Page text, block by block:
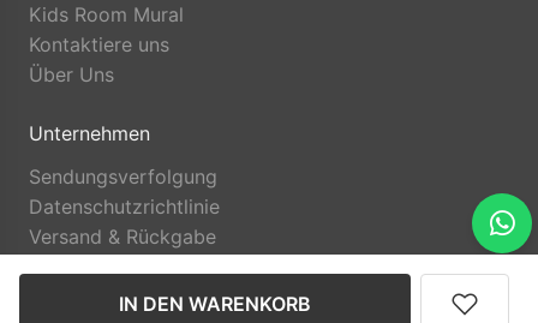
IN DEN WARENKORB
Kids Room Mural
Kontaktiere uns
Über Uns
Unternehmen
Sendungsverfolgung
Datenschutzrichtlinie
Versand & Rückgabe